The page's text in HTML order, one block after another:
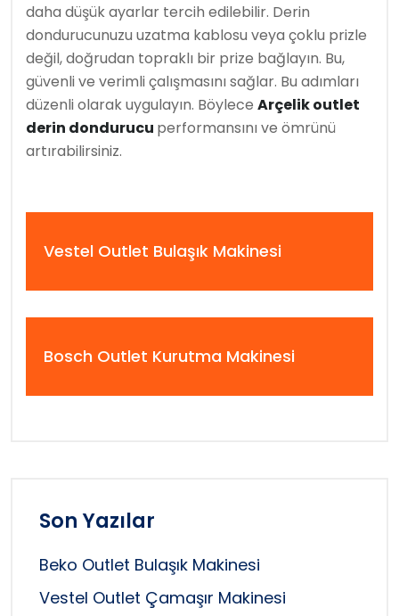
daha düşük ayarlar tercih edilebilir. Derin
dondurucunuzu uzatma kablosu veya çoklu prizle
değil, doğrudan topraklı bir prize bağlayın. Bu,
güvenli ve verimli çalışmasını sağlar. Bu adımları
düzenli olarak uygulayın. Böylece Arçelik outlet
derin dondurucu performansını ve ömrünü
artırabilirsiniz.
Vestel Outlet Bulaşık Makinesi
Bosch Outlet Kurutma Makinesi
Son Yazılar
Beko Outlet Bulaşık Makinesi
Vestel Outlet Çamaşır Makinesi